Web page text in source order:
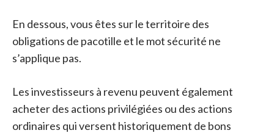
En dessous, vous êtes sur le territoire des
obligations de pacotille et le mot sécurité ne
s’applique pas.
Les investisseurs à revenu peuvent également
acheter des actions privilégiées ou des actions
ordinaires qui versent historiquement de bons